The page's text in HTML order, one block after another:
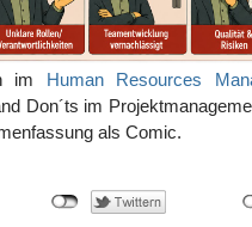
im Human Resources
Don´ts im
als Comic.